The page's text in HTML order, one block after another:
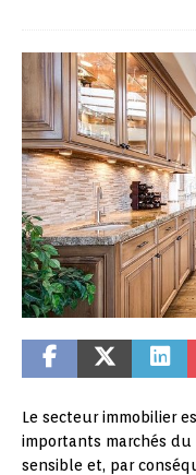
Le secteur immobilier
importants marchés
sensible et, par